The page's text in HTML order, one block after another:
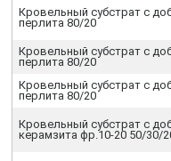
Кровельный субстрат с
перлита 80/20
Кровельный субстрат с
перлита 80/20
Кровельный субстрат с
перлита 80/20
Кровельный субстрат с
керамзита фр.10-20 50/30/